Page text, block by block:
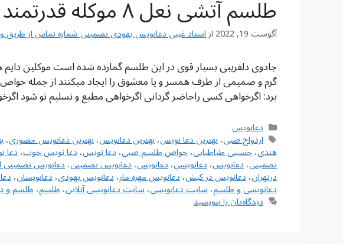
طلسم آتشی نعل ۸ موکله قدرتمند
آگوست 19, 2022 ازاستاد غیبی دعانویس یهودی تضمینی شماره تماس از طریق واتس آپ
جادوی دلفریبی بسیار قوی در این طلسم گمارده شده است موکلین
گرم و صمیمی از طرف همسر و یا معشوق را ایجاد میکنند از جمله خواص
برد: اگرخواهی کسی راحاضر گردانی اگرخواهی مطیع و تسلیم تو شود
دسته‌ها
دعانویس
برچسب‌ها
ازدواج صبی،بهترین دعا نویس،بهترین دعانویس،بهترین دعانویس حضوری،
هندی،حسینی طباطبایی،خواص طلسم صبی،دعا نویس،دعا نویس خوب،دعا
تضمینی،دعانويس،دعانويسي،دعانویس،دعانویس تضمینی،دعانویس تضمینی
درتهران،دعانویس در کیش،دعانویس مهره مار،دعانویس یهودی،دعانویسان،
دعانویسی و طلسم،سایت دعانویسی،سایت دعانویسی آنلاین،طلسم،طلسم و
دیدگاه‌تان را بنویسید